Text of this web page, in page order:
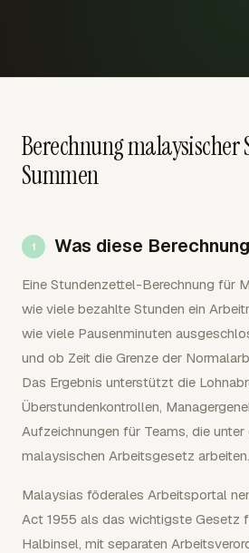
Berechnung malaysischer
Summen
Was diese
Eine Stundenzettel-Berechnung für
wie viele bezahlte Stunden ein
wie viele Pausenminuten
und ob Zeit die Grenze der
Das Ergebnis unterstützt die
Überstundenkontrollen,
Aufzeichnungen für Teams, die unter
malaysischen Arbeitsgesetz arbeiten.
Malaysias föderales Arbeitsportal
Act 1955 als das wichtigste Gesetz
Halbinsel, mit separaten